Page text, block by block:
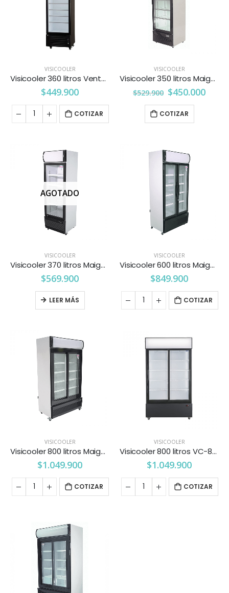
VISICOOLER
Visicooler 360 litros Ventus
$449.900
COTIZAR
VISICOOLER
Visicooler 350 litros Maigas
$529.900 $450.000
COTIZAR
AGOTADO
VISICOOLER
Visicooler 370 litros Maigas
$569.900
LEER MÁS
VISICOOLER
Visicooler 600 litros Maigas
$849.900
COTIZAR
VISICOOLER
Visicooler 800 litros Maigas
$1.049.900
COTIZAR
VISICOOLER
Visicooler 800 litros VC-800LS Ventus
$1.049.900
COTIZAR